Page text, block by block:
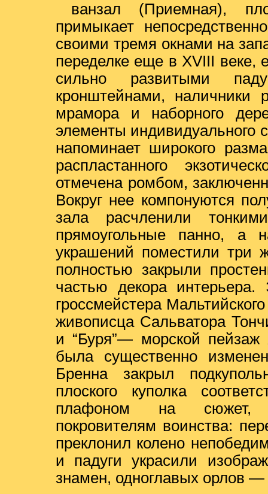
ванзал (Приемная),
примыкает
своими тремя окнами на
переделке еще в XVIII веке,
сильно развитыми
кронштейнами, наличники
мрамора и наборного
элементы индивидуального
напоминает широкого
распластанного
отмечена ромбом,
Вокруг нее компонуются
зала расчленили
прямоугольные панно, а
украшений поместили три
полностью закрыли
частью декора
гроссмейстера
живописца Сальватора
и “Буря”— морской
была существенно
Бренна закрыл
плоского куполка
плафоном на сюжет,
покровителям воинства:
преклонил колено
и падуги украсили
знамен, одноглавых орлов —